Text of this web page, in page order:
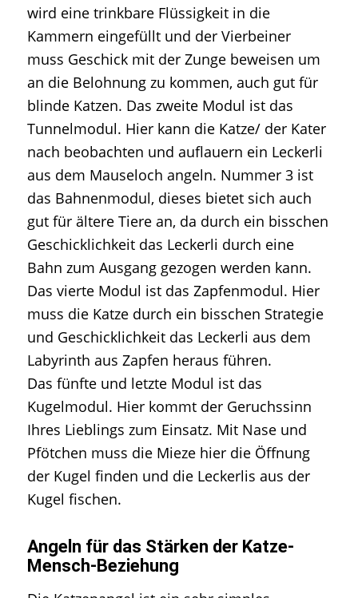
wird eine trinkbare Flüssigkeit in die
Kammern eingefüllt und der Vierbeiner
muss Geschick mit der Zunge beweisen um
an die Belohnung zu kommen, auch gut für
blinde Katzen. Das zweite Modul ist das
Tunnelmodul. Hier kann die Katze/ der Kater
nach beobachten und auflauern ein Leckerli
aus dem Mauseloch angeln. Nummer 3 ist
das Bahnenmodul, dieses bietet sich auch
gut für ältere Tiere an, da durch ein bisschen
Geschicklichkeit das Leckerli durch eine
Bahn zum Ausgang gezogen werden kann.
Das vierte Modul ist das Zapfenmodul. Hier
muss die Katze durch ein bisschen Strategie
und Geschicklichkeit das Leckerli aus dem
Labyrinth aus Zapfen heraus führen.
Das fünfte und letzte Modul ist das
Kugelmodul. Hier kommt der Geruchssinn
Ihres Lieblings zum Einsatz. Mit Nase und
Pfötchen muss die Mieze hier die Öffnung
der Kugel finden und die Leckerlis aus der
Kugel fischen.
Angeln für das Stärken der Katze-
Mensch-Beziehung